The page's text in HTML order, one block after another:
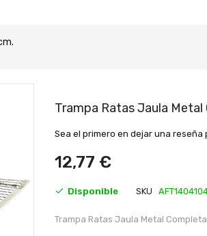
comienzo
galería
Trampa Ratas Jaula Metal
Sea el primero en dejar una
12,77 €
Disponible SKU
Trampa Ratas Jaula Metal Completa